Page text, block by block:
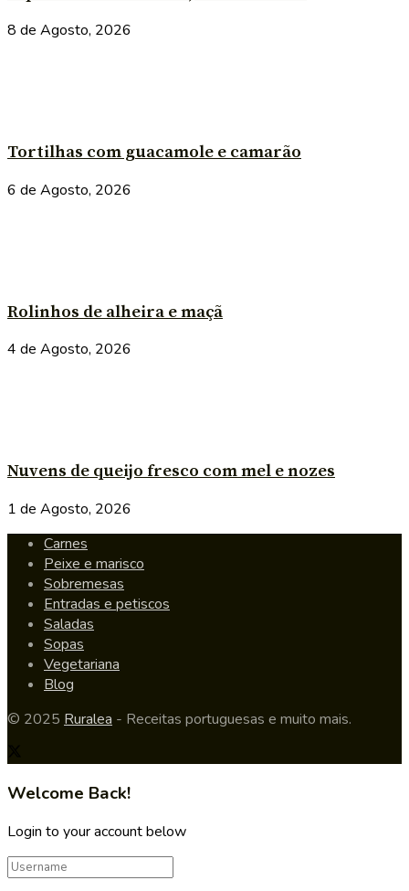
8 de Agosto, 2026
Tortilhas com guacamole e camarão
6 de Agosto, 2026
Rolinhos de alheira e maçã
4 de Agosto, 2026
Nuvens de queijo fresco com mel e nozes
1 de Agosto, 2026
Carnes
Peixe e marisco
Sobremesas
Entradas e petiscos
Saladas
Sopas
Vegetariana
Blog
© 2025 Ruralea - Receitas portuguesas e muito mais.
Welcome Back!
Login to your account below